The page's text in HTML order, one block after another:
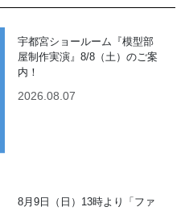
宇都宮ショールーム『模型部
屋制作実演』8/8（土）のご案
内！
2026.08.07
8月9日（日）13時より「ファ